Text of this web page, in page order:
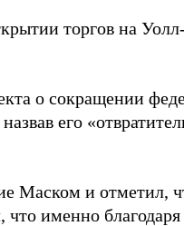
торгов на
о сокращении
его
Маском и отметил,
именно